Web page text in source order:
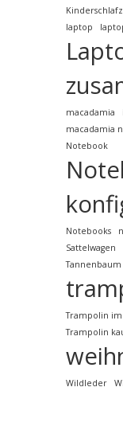
laptop
macadamia
macadamia
Notebook
Notebooks
Sattelwagen
Trampolin
Trampolin
Wildleder